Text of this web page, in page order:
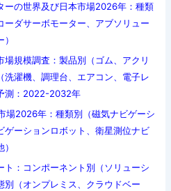
ーの世界及び日本市場2026年：種類
ーダサーボモーター、アブソリュー
規模調査：製品別（ゴム、アクリ
洗濯機、調理台、エアコン、電子レ
測：2022-2032年
場2026年：種類別（磁気ナビゲーシ
ゲーションロボット、衛星測位ナビ
ト：コンポーネント別（ソリューシ
別（オンプレミス、クラウドベー